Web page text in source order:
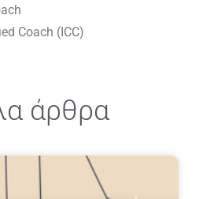
Coach (ICC)
άρθρα